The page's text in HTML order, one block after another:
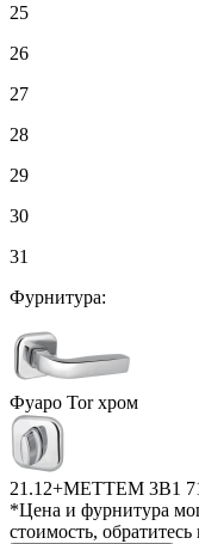
25
26
27
28
29
30
31
Фурнитура:
Фуаро Tor хром
21.12+МЕТТЕМ 3В1
*Цена и фурнитура
стоимость,